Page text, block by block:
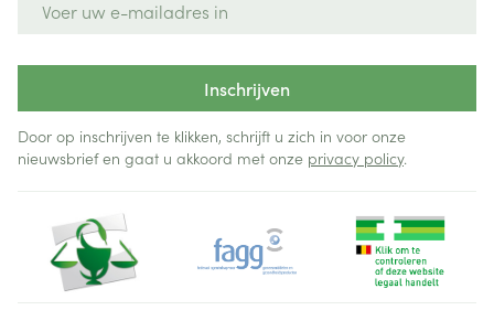
Inschrijven
Door op inschrijven te klikken, schrijft u zich in voor onze
nieuwsbrief en gaat u akkoord met onze privacy policy.